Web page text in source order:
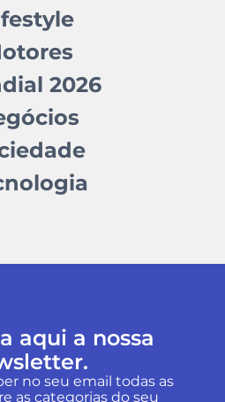
2026
aqui a nossa
no seu email todas as
as categorias do seu